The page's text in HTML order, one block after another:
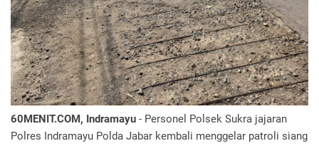
60MENIT.COM, Indramayu - Personel Polsek Sukra jajaran
Polres Indramayu Polda Jabar kembali menggelar patroli siang